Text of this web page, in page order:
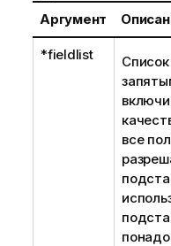
Аргумент
*fieldlist
все